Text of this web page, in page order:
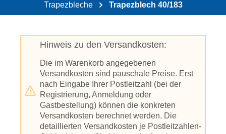
Trapezbleche Trapezblech 40/183
Hinweis zu den Versandkosten:
Die im Warenkorb angegebenen
Versandkosten sind pauschale Preise. Erst
nach Eingabe Ihrer Postleitzahl (bei der
Registrierung, Anmeldung oder
Gastbestellung) können die konkreten
Versandkosten berechnet werden. Die
detaillierten Versandkosten je Postleitzahlen-